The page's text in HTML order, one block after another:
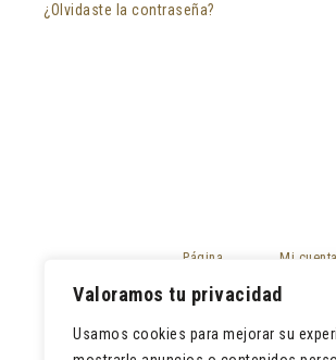
Valoramos tu privacidad
Usamos cookies para mejorar su
¿Olvidaste la contraseña?
Página
Tienda
Contacto
Mi cuenta
Mis
Lista de